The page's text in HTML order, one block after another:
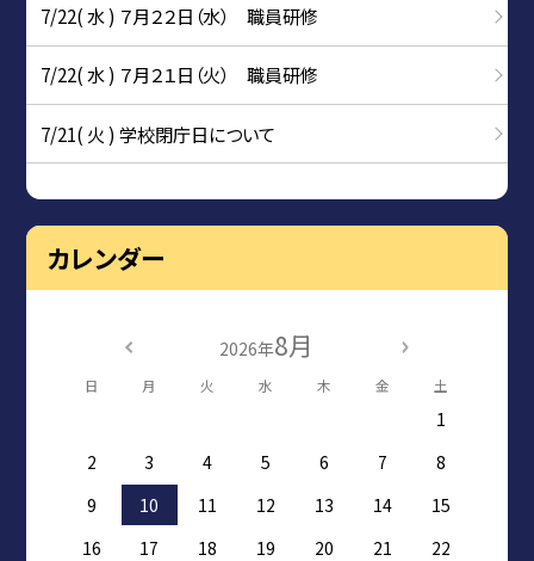
7/22( 水 ) ７月２２日（水） 職員研修
7/22( 水 ) ７月２１日（火） 職員研修
7/21( 火 ) 学校閉庁日について
カレンダー
2026年8月
日 月 火 水 木 金 土
1
2
3 4 5 6 7
8
9
10 11 12 13 14
15
16
17 18 19 20 21
22